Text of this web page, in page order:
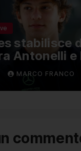
stabilisce
Antonelli e
MARCO FRANCO